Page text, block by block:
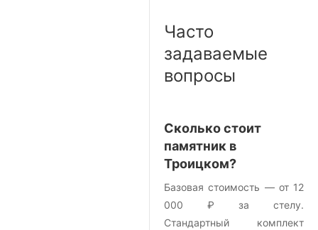
Часто
задаваемые
вопросы
Сколько стоит
памятник в
Троицком?
Базовая стоимость — от 12
000 ₽ за стелу.
Стандартный комплект